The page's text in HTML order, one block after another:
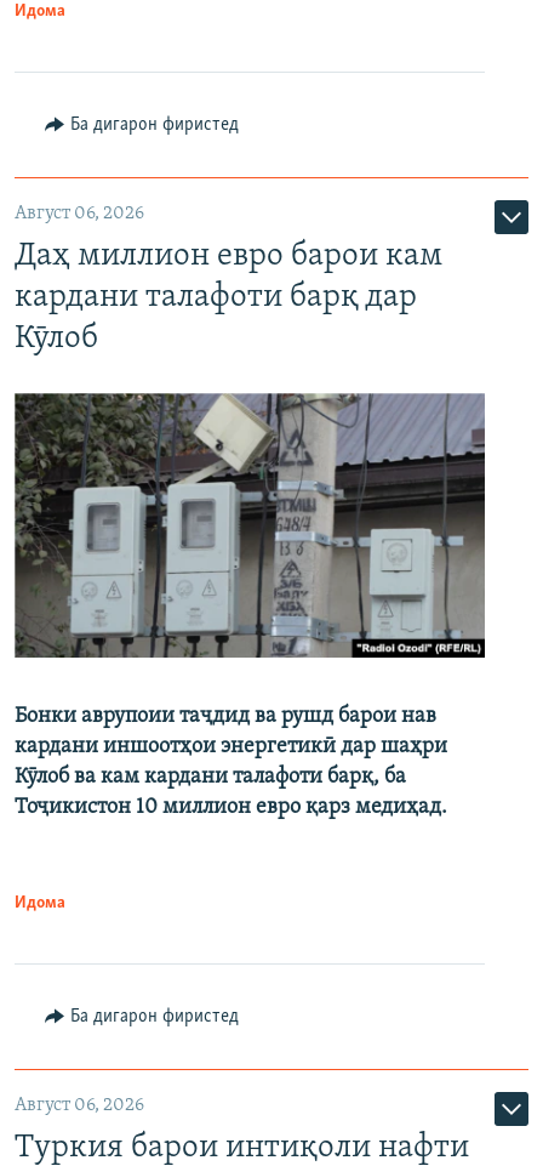
Идома
Ба дигарон фиристед
Август 06, 2026
Даҳ миллион евро барои кам
кардани талафоти барқ дар
Кӯлоб
Бонки аврупоии таҷдид ва рушд барои нав
кардани иншоотҳои энергетикӣ дар шаҳри
Кӯлоб ва кам кардани талафоти барқ, ба
Тоҷикистон 10 миллион евро қарз медиҳад.
Идома
Ба дигарон фиристед
Август 06, 2026
Туркия барои интиқоли нафти